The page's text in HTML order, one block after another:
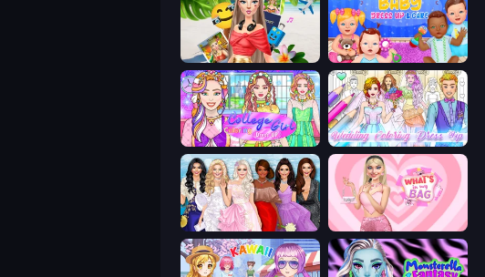
Travel with Me: ASMR Edition Baby Dress Up
College Girl Coloring Dress Up Wedding Coloring Dress Up Game
Model Dress Up Girl What's In My Bag